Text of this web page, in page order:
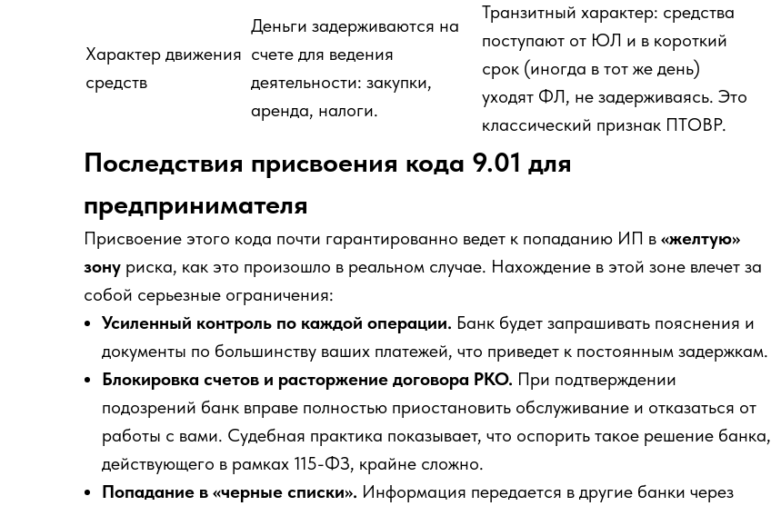
Характер движения
средств
Деньги задерживаются на
счете для ведения
деятельности: закупки,
аренда, налоги.
Транзитный характер: средства
поступают от ЮЛ и в короткий
срок (иногда в тот же день)
уходят ФЛ, не задерживаясь. Это
классический признак ПТОВР.
Последствия присвоения кода 9.01 для
предпринимателя
Присвоение этого кода почти гарантированно ведет к попаданию ИП в «желтую»
зону риска, как это произошло в реальном случае. Нахождение в этой зоне влечет за
собой серьезные ограничения:
Усиленный контроль по каждой операции. Банк будет запрашивать пояснения и
документы по большинству ваших платежей, что приведет к постоянным задержкам.
Блокировка счетов и расторжение договора РКО. При подтверждении
подозрений банк вправе полностью приостановить обслуживание и отказаться от
работы с вами. Судебная практика показывает, что оспорить такое решение банка,
действующего в рамках 115-ФЗ, крайне сложно.
Попадание в «черные списки». Информация передается в другие банки через